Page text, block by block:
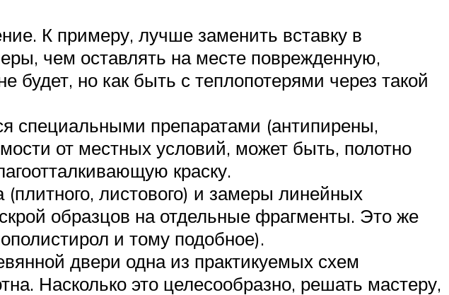
К примеру, лучше заменить вставку в
чем оставлять на месте поврежденную,
будет, но как быть с теплопотерями через такой
специальными препаратами (антипирены,
от местных условий, может быть, полотно
краску.
листового) и замеры линейных
образцов на отдельные фрагменты. Это же
и тому подобное).
двери одна из практикуемых схем
Насколько это целесообразно, решать мастеру,